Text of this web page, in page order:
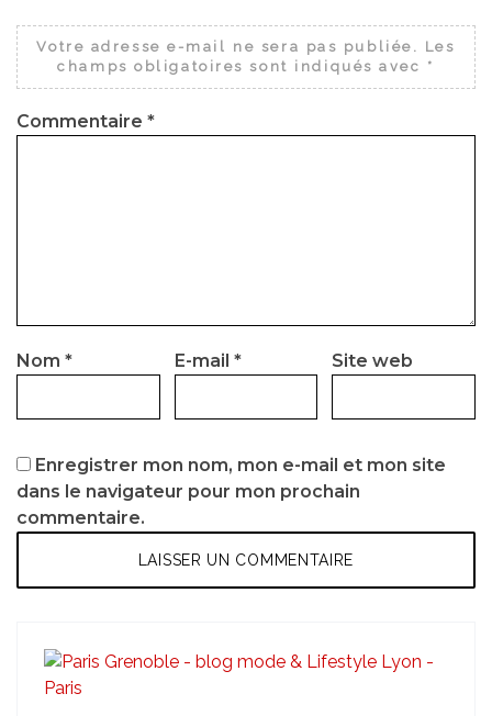
Votre adresse e-mail ne sera pas publiée. Les
champs obligatoires sont indiqués avec *
Commentaire *
Nom * E-mail * Site web
Enregistrer mon nom, mon e-mail et mon site
dans le navigateur pour mon prochain
commentaire.